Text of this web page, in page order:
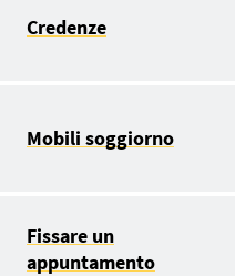
Credenze
Mobili soggiorno
Fissare un
appuntamento